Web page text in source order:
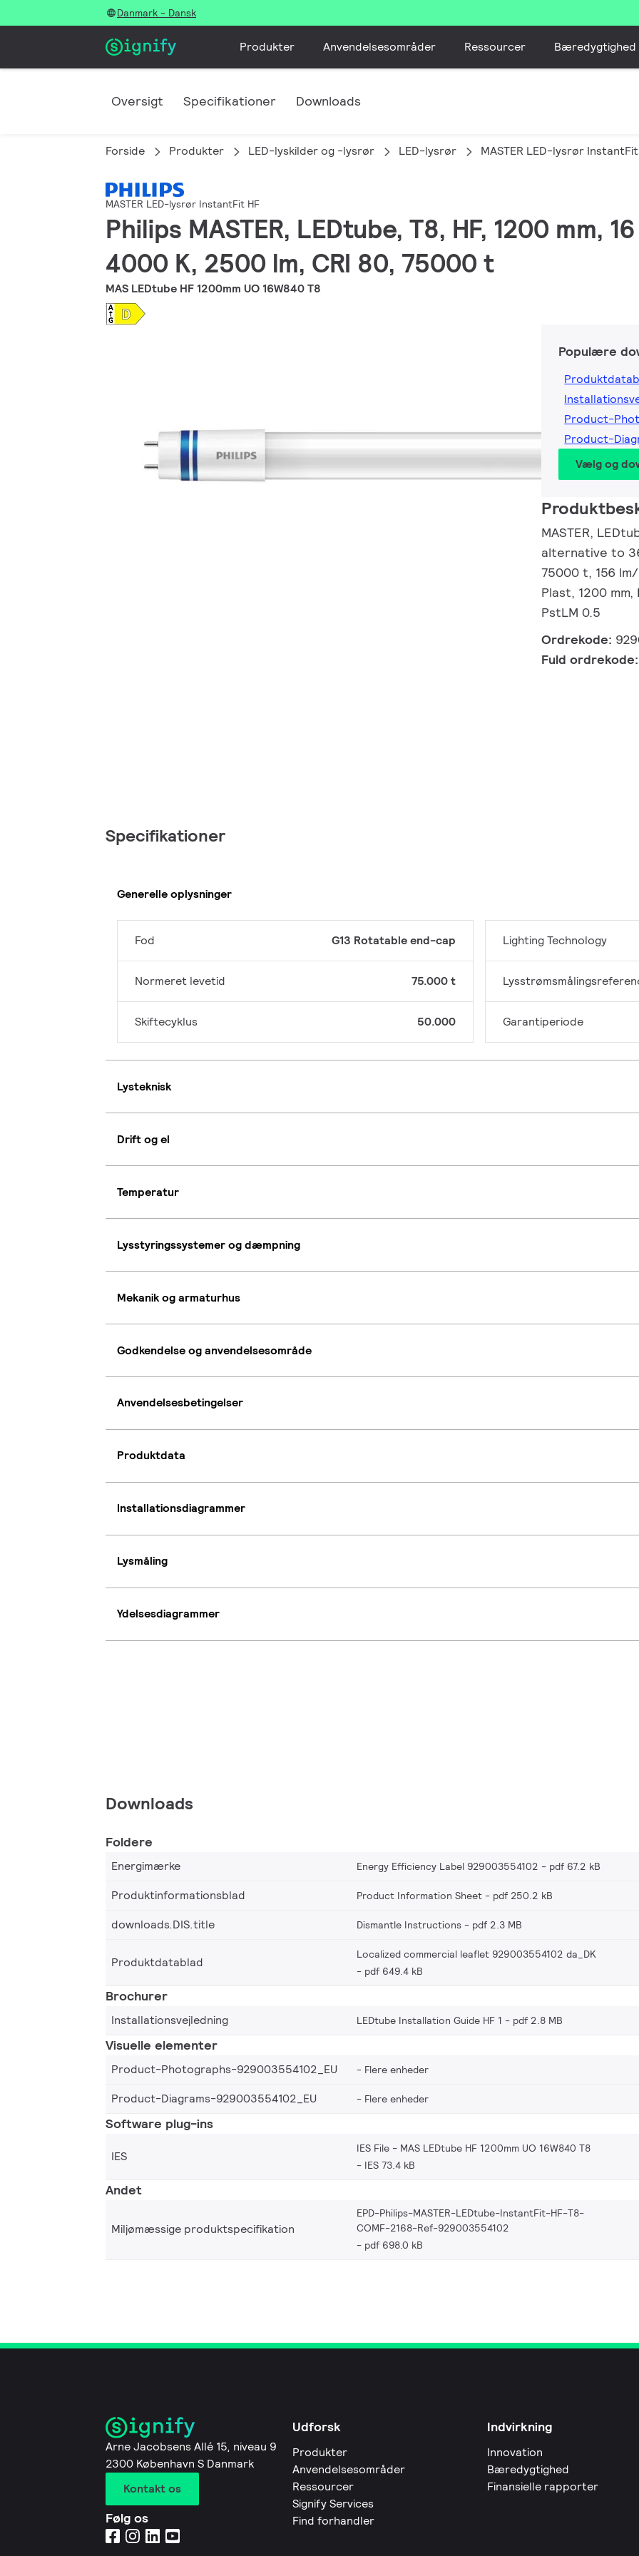
Danmark - Dansk
Produkter Anvendelsesområder Ressourcer Bæredygtighed
Oversigt Specifikationer Downloads
Forside Produkter LED-lyskilder og -lysrør LED-lysrør MASTER LED-lysrør
MASTER LED-lysrør InstantFit HF
Philips MASTER, LEDtube, T8, HF, 1200 mm,
4000 K, 2500 lm, CRI 80, 75000 t
MAS LEDtube HF 1200mm UO 16W840 T8
Populære
Product-
Product-
Vælg og
MASTER,
alternative to
75000 t, 156
Plast, 1200 mm,
PstLM 0.5
Ordrekode:
Fuld ordrekode:
Specifikationer
Generelle oplysninger
Fod G13 Rotatable end-cap
Normeret levetid 75.000 t
Skiftecyklus 50.000
Lighting Technology
Garantiperiode
Lysteknisk
Drift og el
Temperatur
Lysstyringssystemer og dæmpning
Mekanik og armaturhus
Godkendelse og anvendelsesområde
Anvendelsesbetingelser
Produktdata
Installationsdiagrammer
Lysmåling
Ydelsesdiagrammer
Downloads
Foldere
Energimærke Energy Efficiency Label 929003554102 pdf 67.2 kB
Produktinformationsblad
Product Information Sheet pdf 250.2 kB
downloads.DIS.title
Dismantle Instructions pdf 2.3 MB
Produktdatablad
Localized commercial leaflet 929003554102 da_DK
pdf 649.4 kB
Brochurer
Installationsvejledning LEDtube Installation Guide HF 1 pdf 2.8 MB
Visuelle elementer
Product-Photographs-929003554102_EU Flere enheder
Product-Diagrams-929003554102_EU
Flere enheder
Software plug-ins
IES
IES File - MAS LEDtube HF 1200mm UO 16W840 T8
IES 73.4 kB
Andet
Miljømæssige produktspecifikation
EPD-Philips-MASTER-LEDtube-InstantFit-HF-T8-
COMF-2168-Ref-929003554102
pdf 698.0 kB
Arne Jacobsens Allé 15, niveau 9
2300 København S Danmark
Kontakt os
Følg os
Udforsk
Produkter
Anvendelsesområder
Ressourcer
Signify Services
Find forhandler
Indvirkning
Innovation
Bæredygtighed
Finansielle rapporter